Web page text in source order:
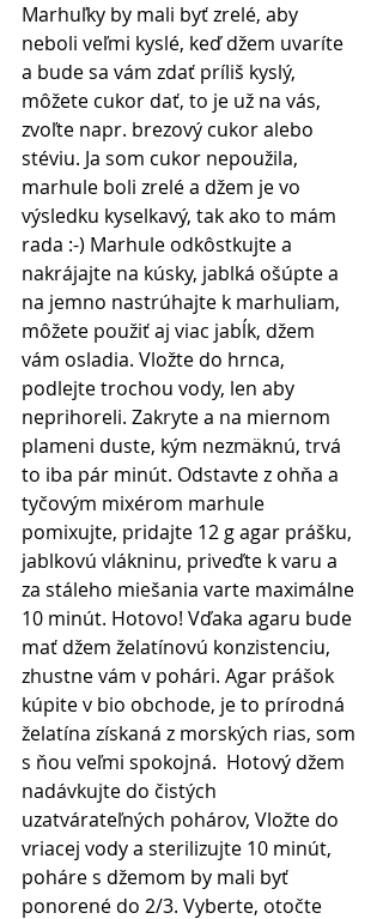
Marhuľky by mali byť zrelé, aby
neboli veľmi kyslé, keď džem uvaríte
a bude sa vám zdať príliš kyslý,
môžete cukor dať, to je už na vás,
zvoľte napr. brezový cukor alebo
stéviu. Ja som cukor nepoužila,
marhule boli zrelé a džem je vo
výsledku kyselkavý, tak ako to mám
rada :-) Marhule odkôstkujte a
nakrájajte na kúsky, jablká ošúpte a
na jemno nastrúhajte k marhuliam,
môžete použiť aj viac jabĺk, džem
vám osladia. Vložte do hrnca,
podlejte trochou vody, len aby
neprihoreli. Zakryte a na miernom
plameni duste, kým nezmäknú, trvá
to iba pár minút. Odstavte z ohňa a
tyčovým mixérom marhule
pomixujte, pridajte 12 g agar prášku,
jablkovú vlákninu, priveďte k varu a
za stáleho miešania varte maximálne
10 minút. Hotovo! Vďaka agaru bude
mať džem želatínovú konzistenciu,
zhustne vám v pohári. Agar prášok
kúpite v bio obchode, je to prírodná
želatína získaná z morských rias, som
s ňou veľmi spokojná.  Hotový džem
nadávkujte do čistých
uzatvárateľných pohárov, Vložte do
vriacej vody a sterilizujte 10 minút,
poháre s džemom by mali byť
ponorené do 2/3. Vyberte, otočte